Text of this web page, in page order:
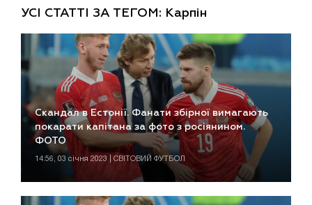
УСІ СТАТТІ ЗА ТЕГОМ: Карпін
Скандал в Естонії. Фанати збірної вимагають
покарати капітана за фото з росіянином.
ФОТО
14:56, 03 січня 2023 | СВІТОВИЙ ФУТБОЛ